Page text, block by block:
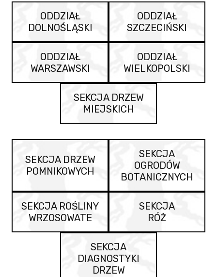
ODDZIAŁ
DOLNOŚLĄSKI
ODDZIAŁ
SZCZECIŃSKI
ODDZIAŁ
WARSZAWSKI
ODDZIAŁ
WIELKOPOLSKI
SEKCJA DRZEW
MIEJSKICH
SEKCJA DRZEW
POMNIKOWYCH
SEKCJA
OGRODÓW
BOTANICZNYCH
SEKCJA ROŚLINY
WRZOSOWATE
SEKCJA
RÓŻ
SEKCJA
DIAGNOSTYKI
DRZEW